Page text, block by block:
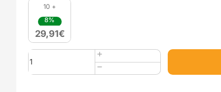
10 +
8%
29,91€
Quantidade
de
TPE